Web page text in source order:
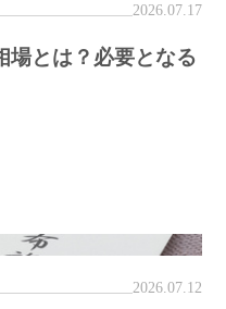
2026.07.17
場とは？必要となる
2026.07.12